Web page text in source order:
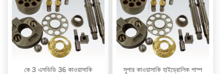
কে 3 এসভিডি 36 কাওয়াসাকি
সুপার কাওয়াসাকি হাইড্রোলিক পাম্প